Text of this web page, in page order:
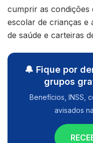
cumprir as condições
escolar de crianças e
de saúde e carteiras
🔔 Fique por
grupos
Benefícios, INSS,
avisados